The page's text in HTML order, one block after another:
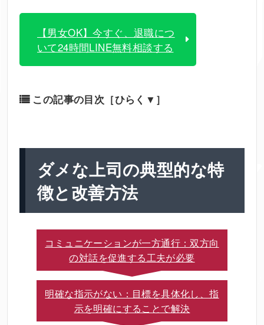
【男女OK】今すぐ、退職につ
いて24時間LINE無料相談する
この記事の目次 ［ひらく▼］
ダメな上司の典型的な特
徴と改善方法
コミュニケーションが一方通行：双方向
の対話を促進する工夫が必要
明確な指示がない：目標を具体化し、指
示を明確にすることで解決